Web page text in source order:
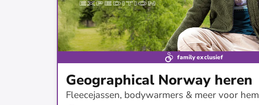
family exclusief
Geographical Norway heren
Fleecejassen, bodywarmers & meer voor hem